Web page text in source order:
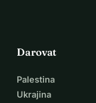
Darovat
Palestina
Ukrajina